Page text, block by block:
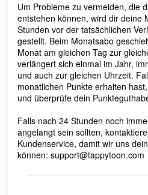
Um Probleme zu vermeiden, die
entstehen können, wird dir deine
Stunden vor der tatsächlichen
gestellt. Beim Monatsabo
Monat am gleichen Tag zur
verlängert sich einmal im Jahr,
und auch zur gleichen Uhrzeit.
monatlichen Punkte erhalten
und überprüfe dein
Falls nach 24 Stunden noch
angelangt sein sollten,
Kundenservice, damit wir uns
können: support@tappytoon.com